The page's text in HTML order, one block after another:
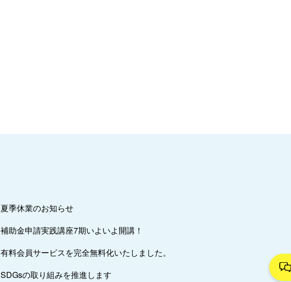
夏季休業のお知らせ
補助金申請実践講座7期いよいよ開講！
有料会員サービスを完全無料化いたしました。
SDGsの取り組みを推進します